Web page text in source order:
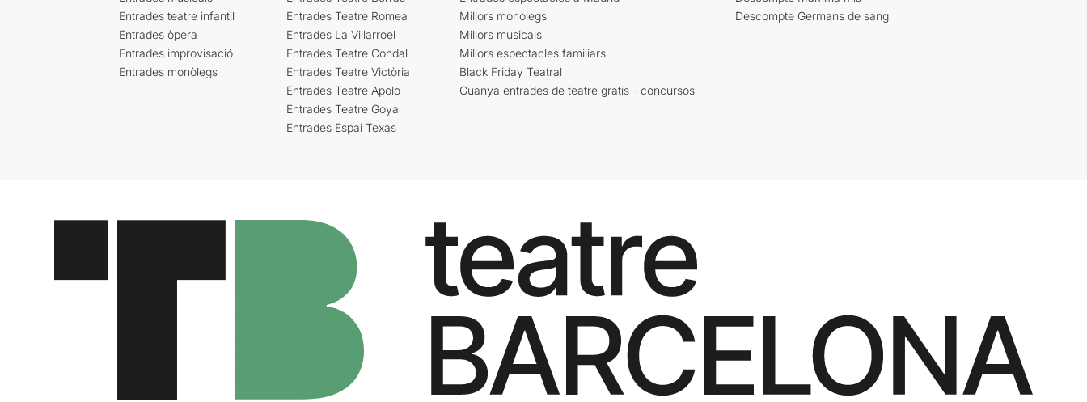
Entrades teatre infantil
Entrades òpera
Entrades improvisació
Entrades monòlegs
Entrades Teatre Romea
Entrades La Villarroel
Entrades Teatre Condal
Entrades Teatre Victòria
Entrades Teatre Apolo
Entrades Teatre Goya
Entrades Espai Texas
Millors monòlegs
Millors musicals
Millors espectacles familiars
Black Friday Teatral
Guanya entrades de teatre gratis - concursos
Descompte Germans de sang